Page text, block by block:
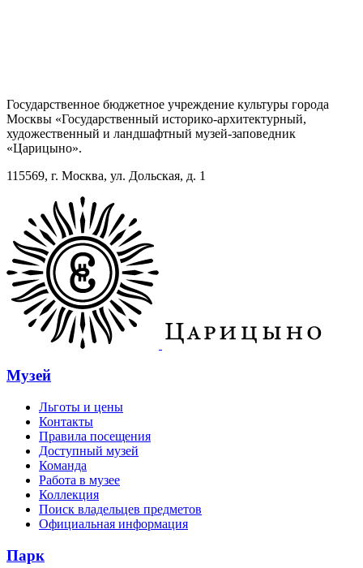
Государственное бюджетное учреждение культуры города
Москвы «Государственный историко-архитектурный,
художественный и ландшафтный музей-заповедник
«Царицыно».
115569, г. Москва, ул. Дольская, д. 1
Музей
Льготы и цены
Контакты
Правила посещения
Доступный музей
Команда
Работа в музее
Коллекция
Поиск владельцев предметов
Официальная информация
Парк